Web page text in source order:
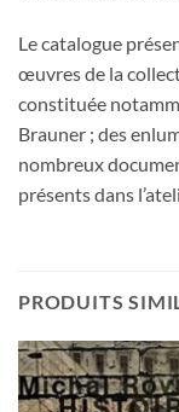
Le catalogue
œuvres de la
constituée
Brauner ; des
nombreux
présents dans
PRODUITS